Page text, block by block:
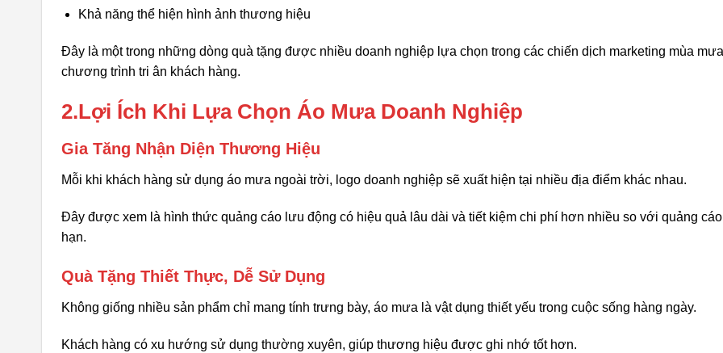
Khả năng thể hiện hình ảnh thương hiệu
Đây là một trong những dòng quà tặng được nhiều doanh nghiệp lựa chọn trong các chiến dịch marketing mùa
chương trình tri ân khách hàng.
2.Lợi Ích Khi Lựa Chọn Áo Mưa Doanh Nghiệp
Gia Tăng Nhận Diện Thương Hiệu
Mỗi khi khách hàng sử dụng áo mưa ngoài trời, logo doanh nghiệp sẽ xuất hiện tại nhiều địa điểm khác nhau.
Đây được xem là hình thức quảng cáo lưu động có hiệu quả lâu dài và tiết kiệm chi phí hơn nhiều so với quảng
hạn.
Quà Tặng Thiết Thực, Dễ Sử Dụng
Không giống nhiều sản phẩm chỉ mang tính trưng bày, áo mưa là vật dụng thiết yếu trong cuộc sống hàng ngày.
Khách hàng có xu hướng sử dụng thường xuyên, giúp thương hiệu được ghi nhớ tốt hơn.